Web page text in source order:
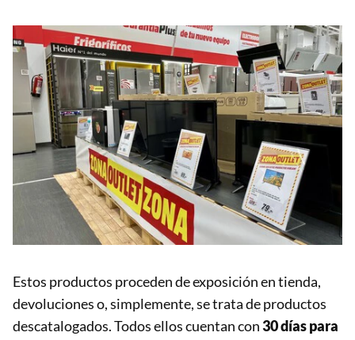
Estos productos proceden de exposición en tienda,
devoluciones o, simplemente, se trata de productos
descatalogados. Todos ellos cuentan con30 días para